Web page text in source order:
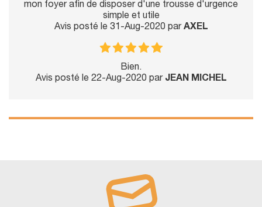
mon foyer afin de disposer d'une trousse d'urgence
simple et utile
Avis posté le 31-Aug-2020 parAXEL
Bien.
Avis posté le 22-Aug-2020 par JEAN MICHEL